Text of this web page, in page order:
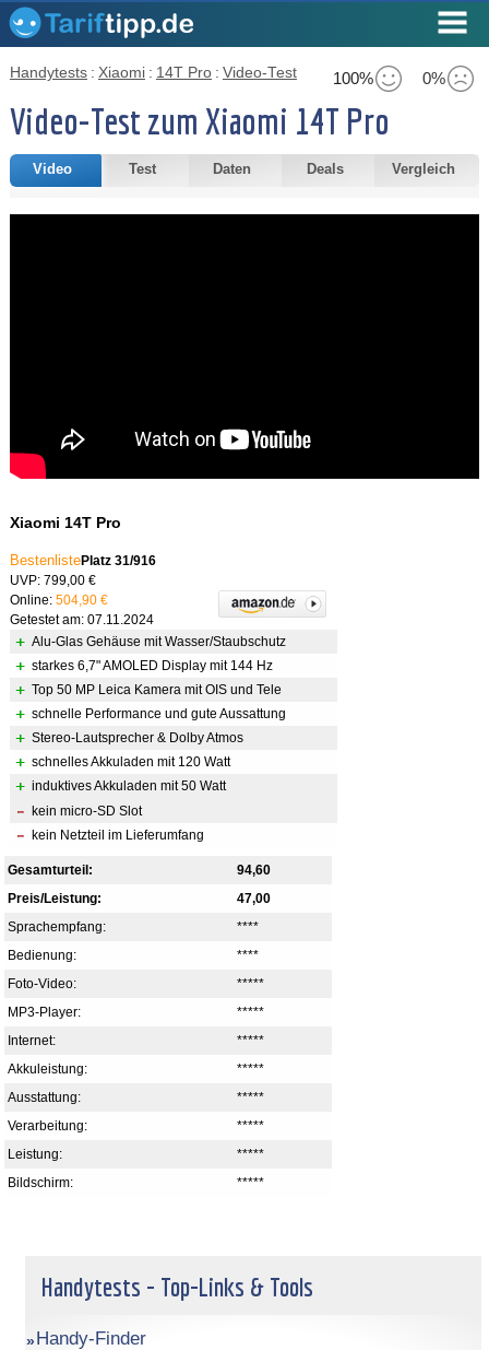
100% 0%
Handytests : Xiaomi : 14T Pro : Video-Test
Video-Test zum Xiaomi 14T Pro
Video Test Daten Deals Vergleich
Xiaomi 14T Pro
BestenlistePlatz 31/916
UVP: 799,00 €
Online: 504,90 €
Getestet am: 07.11.2024
Alu-Glas Gehäuse mit Wasser/Staubschutz
starkes 6,7" AMOLED Display mit 144 Hz
Top 50 MP Leica Kamera mit OIS und Tele
schnelle Performance und gute Aussattung
Stereo-Lautsprecher & Dolby Atmos
schnelles Akkuladen mit 120 Watt
induktives Akkuladen mit 50 Watt
kein micro-SD Slot
kein Netzteil im Lieferumfang
94,60
Gesamturteil:
47,00
Preis/Leistung:
****
Sprachempfang:
****
Bedienung:
*****
Foto-Video:
*****
MP3-Player:
*****
Internet:
*****
Akkuleistung:
*****
Ausstattung:
*****
Verarbeitung:
*****
Leistung:
*****
Bildschirm:
Handytests - Top-Links & Tools
Handy-Finder